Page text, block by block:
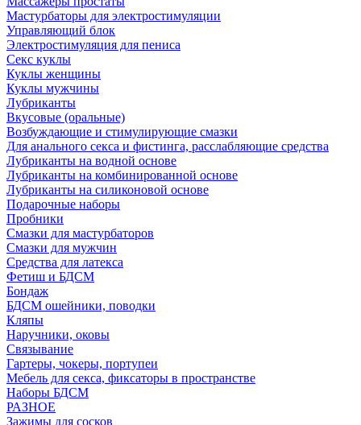
Мастурбаторы для электростимуляции
Управляющий блок
Электростимуляция для пениса
Секс куклы
Куклы женщины
Куклы мужчины
Лубриканты
Вкусовые (оральные)
Возбуждающие и стимулирующие смазки
Для анального секса и фистинга, расслабляющие средства
Лубриканты на водной основе
Лубриканты на комбинированной основе
Лубриканты на силиконовой основе
Подарочные наборы
Пробники
Смазки для мастурбаторов
Смазки для мужчин
Средства для латекса
Фетиш и БДСМ
Бондаж
БДСМ ошейники, поводки
Кляпы
Наручники, оковы
Связывание
Гартеры, чокеры, портупеи
Мебель для секса, фиксаторы в пространстве
Наборы БДСМ
РАЗНОЕ
Зажимы для сосков